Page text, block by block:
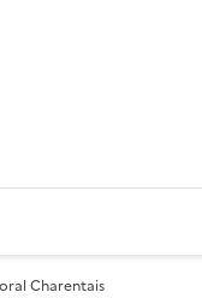
Charentais